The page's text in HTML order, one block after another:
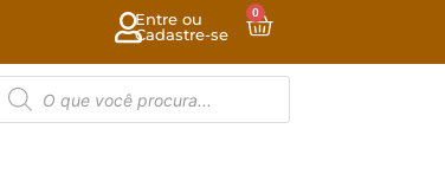
Entre ou
Cadastre-se
0